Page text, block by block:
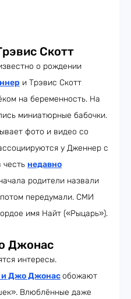
Скотт
о рождении
и Трэвис Скотт
на беременность. На
миниатюрные бабочки.
фото и видео со
у Дженнер с
недавно
родители назвали
передумали. СМИ
имя Найт («Рыцарь»).
Джонас
интересы.
и Джо Джонасобожают
Влюблённые даже